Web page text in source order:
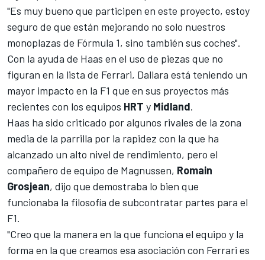
"Es muy bueno que participen en este proyecto, estoy
seguro de que están mejorando no solo nuestros
monoplazas de Fórmula 1, sino también sus coches".
Con la ayuda de Haas en el uso de piezas que no
figuran en la lista de Ferrari, Dallara está teniendo un
mayor impacto en la F1 que en sus proyectos más
recientes con los equipos HRT y Midland.
Haas ha sido criticado por algunos rivales de la zona
media de la parrilla por la rapidez con la que ha
alcanzado un alto nivel de rendimiento, pero el
compañero de equipo de Magnussen, Romain
Grosjean, dijo que demostraba lo bien que
funcionaba la filosofía de subcontratar partes para el
F1.
"Creo que la manera en la que funciona el equipo y la
forma en la que creamos esa asociación con Ferrari es